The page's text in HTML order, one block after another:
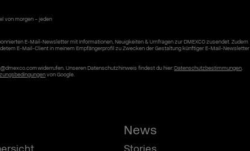
von morgen – jeden
E-Mail-Newsletter mit Informationen, Neuigkeiten & Umfragen zur DMEXCO zusendet. Zudem
E-Mail-Client in meinem Empfängerprofil zu Zwecken der Gestaltung künftiger E-Mail-Newsletter
widerrufen. Unseren Datenschutzhinweis findest du hier:Datenschutzbestimmungen.
von Google.
News